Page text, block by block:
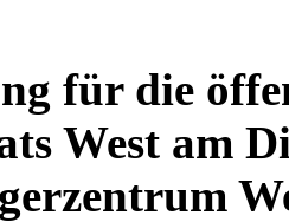
für die
West am